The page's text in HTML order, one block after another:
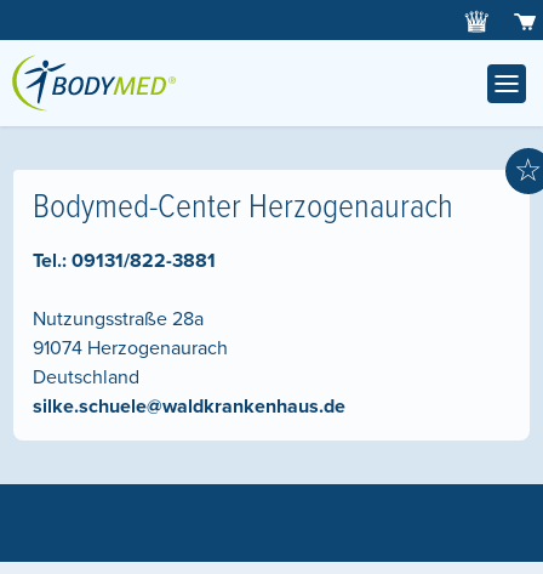
☆
Bodymed-Center Herzogenaurach
Tel.:09131/822-3881
Nutzungsstraße 28a
91074 Herzogenaurach
Deutschland
silke.schuele@waldkrankenhaus.de